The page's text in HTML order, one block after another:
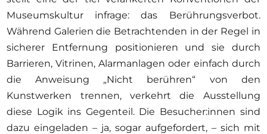
Museumskultur infrage: das Berührungsverbot.
Während Galerien die Betrachtenden in der Regel in
sicherer Entfernung positionieren und sie durch
Barrieren, Vitrinen, Alarmanlagen oder einfach durch
die Anweisung „Nicht berühren“ von den
Kunstwerken trennen, verkehrt die Ausstellung
diese Logik ins Gegenteil. Die Besucher:innen sind
dazu eingeladen – ja, sogar aufgefordert, – sich mit